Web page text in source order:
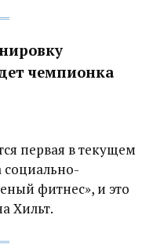
чемпионка
первая в текущем
социально-
фитнес», и это
Хильт.